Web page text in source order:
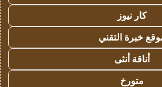
كار نيوز
خبرة التقني
أناقة أنثى
متورخ